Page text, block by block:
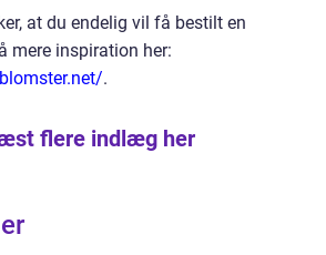
at du endelig vil få bestilt en
mere inspiration her:
.
flere indlæg her